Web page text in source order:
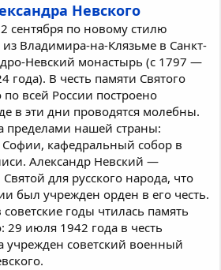
Невского
сентября по новому стилю
Владимира-на-Клязьме в Санкт-
Невский монастырь (с 1797 —
года). В честь памяти Святого
всей России построено
в эти дни проводятся молебны.
пределами нашей страны:
кафедральный собор в
Александр Невский —
для русского народа, что
был учрежден орден в его честь.
годы чтилась память
29 июля 1942 года в честь
учрежден советский военный